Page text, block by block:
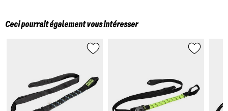
Ceci pourrait également vous intéresser